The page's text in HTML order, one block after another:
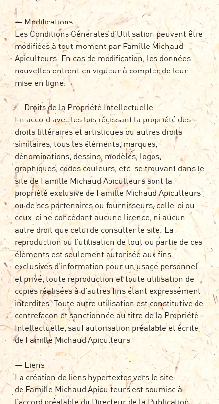
— Modifications
Les Conditions Générales d’Utilisation peuvent être
modifiées à tout moment par Famille Michaud
Apiculteurs. En cas de modification, les données
nouvelles entrent en vigueur à compter de leur
mise en ligne.
— Droits de la Propriété Intellectuelle
En accord avec les lois régissant la propriété des
droits littéraires et artistiques ou autres droits
similaires, tous les éléments, marques,
dénominations, dessins, modèles, logos,
graphiques, codes couleurs, etc. se trouvant dans le
site de Famille Michaud Apiculteurs sont la
propriété exclusive de Famille Michaud Apiculteurs
ou de ses partenaires ou fournisseurs, celle-ci ou
ceux-ci ne concédant aucune licence, ni aucun
autre droit que celui de consulter le site. La
reproduction ou l’utilisation de tout ou partie de ces
éléments est seulement autorisée aux fins
exclusives d’information pour un usage personnel
et privé, toute reproduction et toute utilisation de
copies réalisées à d’autres fins étant expressément
interdites. Toute autre utilisation est constitutive de
contrefaçon et sanctionnée au titre de la Propriété
Intellectuelle, sauf autorisation préalable et écrite
de Famille Michaud Apiculteurs.
— Liens
La création de liens hypertextes vers le site
de Famille Michaud Apiculteurs est soumise à
l’accord préalable du Directeur de la Publication.